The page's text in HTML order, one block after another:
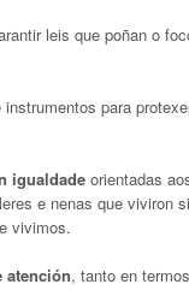
leis que poñan o
instrumentos para
igualdadeorientadas
e nenas que viviron
vivimos.
atención, tanto en